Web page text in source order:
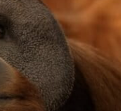
2.700